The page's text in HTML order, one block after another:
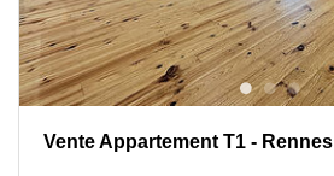
Vente Appartement T1 - Rennes